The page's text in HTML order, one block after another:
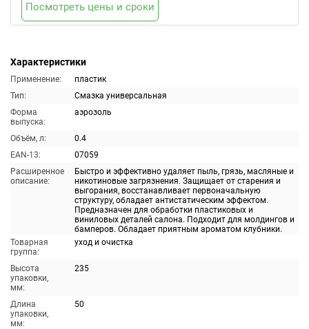
Характеристики
Применение:
пластик
Тип:
Смазка универсальная
Форма
выпуска:
аэрозоль
Объём, л:
0.4
EAN-13:
07059
Расширенное
описание:
Быстро и эффективно удаляет пыль, грязь, масляные и
никотиновые загрязнения. Защищает от старения и
выгорания, восстанавливает первоначальную
структуру, обладает антистатическим эффектом.
Предназначен для обработки пластиковых и
виниловых деталей салона. Подходит для молдингов и
бамперов. Обладает приятным ароматом клубники.
Товарная
группа:
уход и очистка
Высота
упаковки,
мм:
235
Длина
упаковки,
мм:
50
Посмотреть цены и сроки